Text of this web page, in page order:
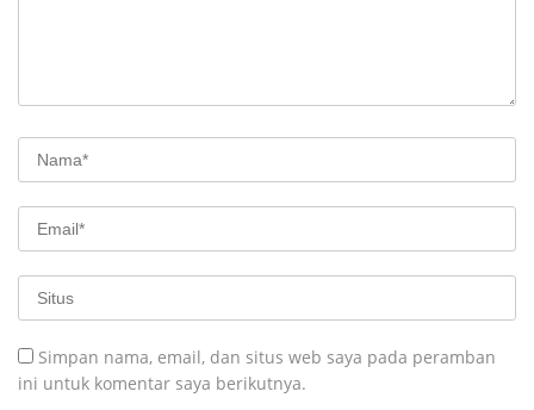
Simpan nama, email, dan situs web saya pada peramban
ini untuk komentar saya berikutnya.